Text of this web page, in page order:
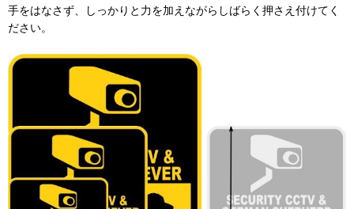
手をはなさず、しっかりと力を加えながらしばらく押さえ付けてく
ださい。